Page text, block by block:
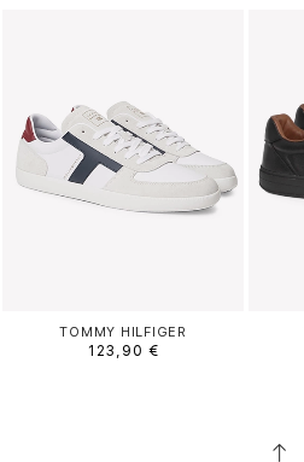
TOMMY HILFIGER
123,90 €